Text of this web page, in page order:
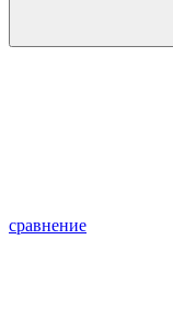
сравнение